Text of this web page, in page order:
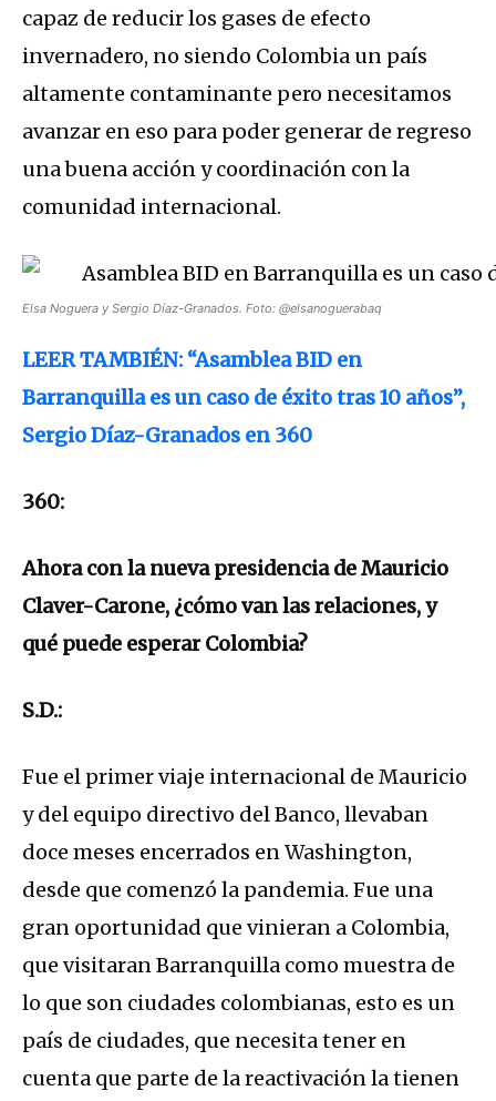
capaz de reducir los gases de efecto
invernadero, no siendo Colombia un país
altamente contaminante pero necesitamos
avanzar en eso para poder generar de regreso
una buena acción y coordinación con la
comunidad internacional.
Elsa Noguera y Sergio Díaz-Granados. Foto: @elsanoguerabaq
LEER TAMBIÉN: “Asamblea BID en
Barranquilla es un caso de éxito tras 10 años”,
Sergio Díaz-Granados en 360
360:
Ahora con la nueva presidencia de Mauricio
Claver-Carone, ¿cómo van las relaciones, y
qué puede esperar Colombia?
S.D.:
Fue el primer viaje internacional de Mauricio
y del equipo directivo del Banco, llevaban
doce meses encerrados en Washington,
desde que comenzó la pandemia. Fue una
gran oportunidad que vinieran a Colombia,
que visitaran Barranquilla como muestra de
lo que son ciudades colombianas, esto es un
país de ciudades, que necesita tener en
cuenta que parte de la reactivación la tienen